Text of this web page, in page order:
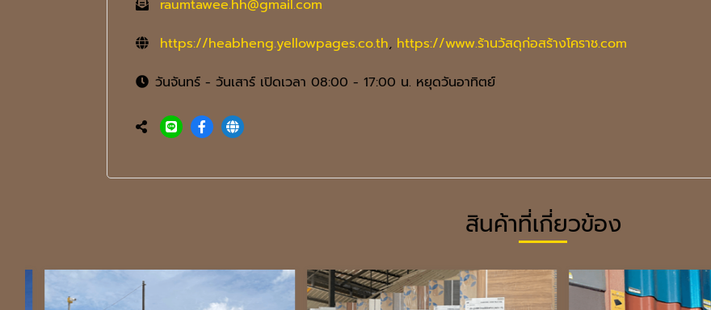
raumtawee.hh@gmail.com
https://heabheng.yellowpages.co.th, https://www.ร้านวัสดุก่อสร้างโคราช.com
วันจันทร์ - วันเสาร์ เปิดเวลา 08:00 - 17:00 น. หยุดวันอาทิตย์
สินค้าที่เกี่ยวข้อง